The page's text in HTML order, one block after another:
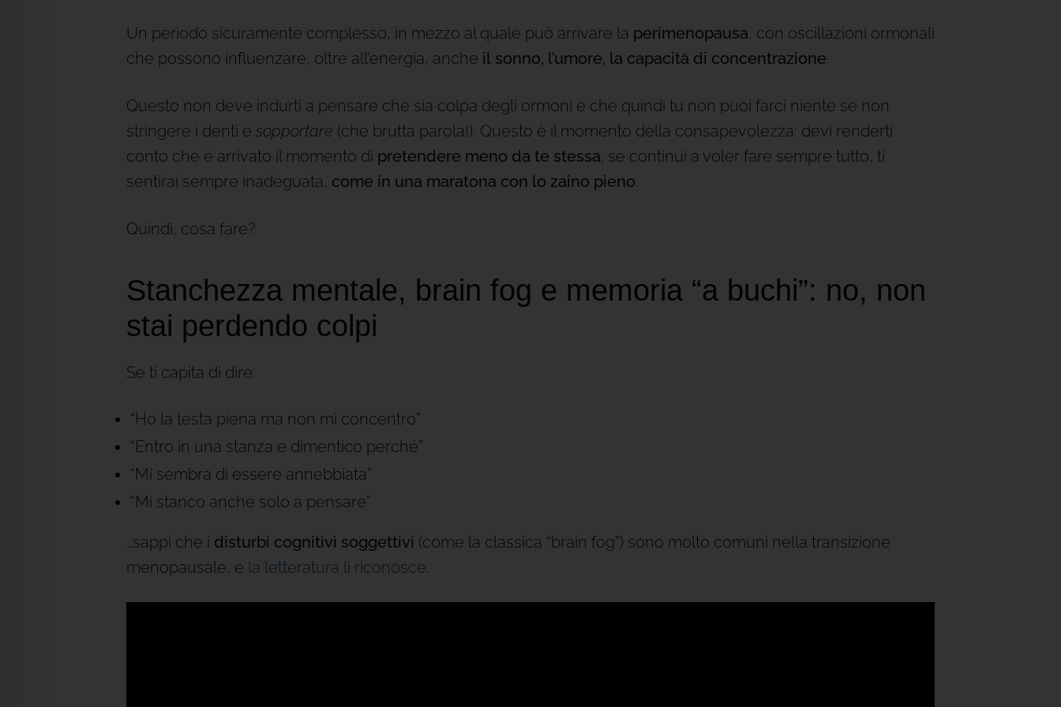
Un periodo sicuramente complesso, in mezzo al quale può arrivare la perimenopausa, con oscillazioni ormonali
che possono influenzare, oltre all’energia, anche il sonno, l’umore, la capacità di concentrazione.
Questo non deve indurti a pensare che sia colpa degli ormoni e che quindi tu non puoi farci niente se non
stringere i denti e sopportare (che brutta parola!). Questo è il momento della consapevolezza: devi renderti
conto che è arrivato il momento di pretendere meno da te stessa; se continui a voler fare sempre tutto, ti
sentirai sempre inadeguata, come in una maratona con lo zaino pieno.
Quindi, cosa fare?
Stanchezza mentale, brain fog e memoria “a buchi”: no, non
stai perdendo colpi
Se ti capita di dire:
“Ho la testa piena ma non mi concentro”
“Entro in una stanza e dimentico perché”
“Mi sembra di essere annebbiata”
“Mi stanco anche solo a pensare”
…sappi che i disturbi cognitivi soggettivi (come la classica “brain fog”) sono molto comuni nella transizione
menopausale, e la letteratura li riconosce.